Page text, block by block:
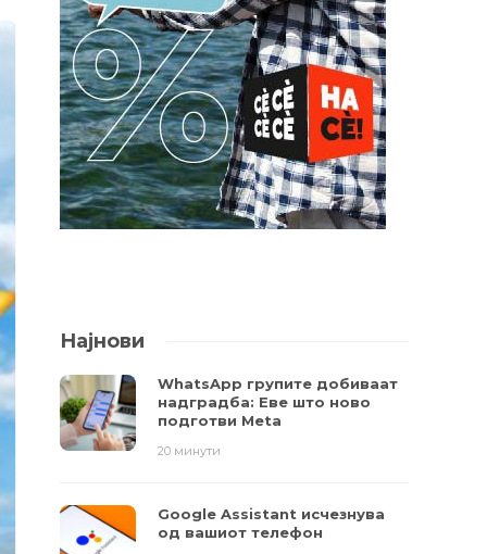
Најнови
WhatsApp групите добиваат
надградба: Еве што ново
подготви Meta
20 минути
Google Assistant исчезнува
од вашиот телефон